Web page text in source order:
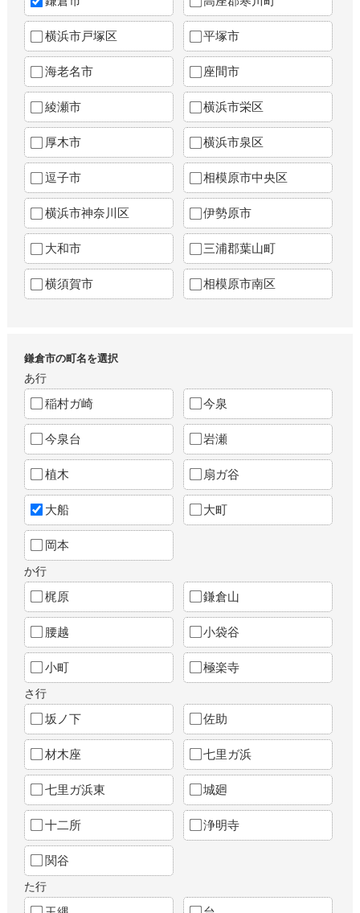
横浜市戸塚区 平塚市
海老名市 座間市
綾瀬市 横浜市栄区
厚木市 横浜市泉区
逗子市 相模原市中央区
横浜市神奈川区 伊勢原市
大和市 三浦郡葉山町
横須賀市 相模原市南区
鎌倉市の町名を選択
あ行
稲村ガ崎 今泉
今泉台 岩瀬
植木 扇ガ谷
大船 大町
岡本
か行
梶原 鎌倉山
腰越 小袋谷
小町 極楽寺
さ行
坂ノ下 佐助
材木座 七里ガ浜
七里ガ浜東 城廻
十二所 浄明寺
関谷
た行